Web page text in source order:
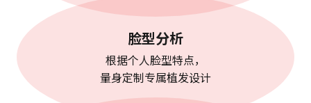
脸型分析
根据个人脸型特点，
量身定制专属植发设计